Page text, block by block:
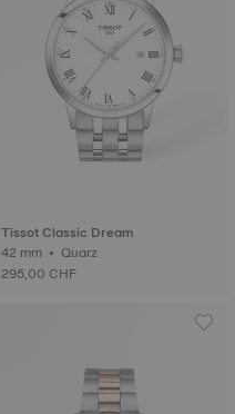
Tissot Classic Dream
42 mm • Quarz
295,00 CHF